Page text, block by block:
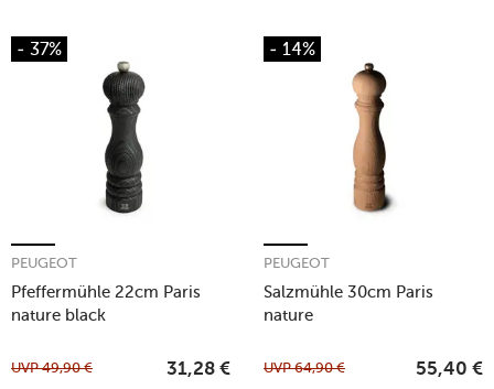
- 37%
Pfeffermühle 22cm Paris
nature black
PEUGEOT
UVP49,90 € 31,28 €
- 14%
Salzmühle 30cm Paris
nature
PEUGEOT
UVP64,90 € 55,40 €